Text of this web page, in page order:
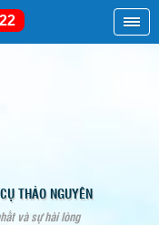
THẢO NGUYÊN
và sự hài lòng